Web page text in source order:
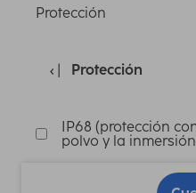
Protección
Protección
IP68 (protección
polvo y la